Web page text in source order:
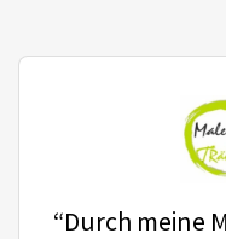
“Durch meine